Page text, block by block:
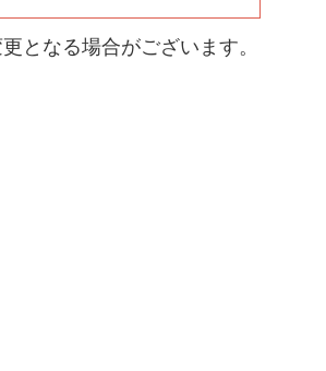
となる場合がございます。